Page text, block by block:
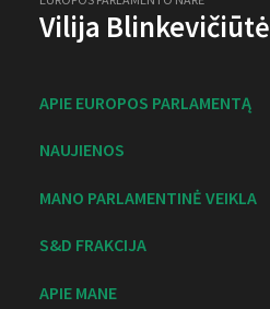
Vilija Blinkevičiūtė
APIE EUROPOS PARLAMENTĄ
NAUJIENOS
MANO PARLAMENTINĖ VEIKLA
S&D FRAKCIJA
APIE MANE